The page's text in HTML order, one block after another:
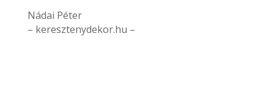
Nádai Péter
– keresztenydekor.hu –